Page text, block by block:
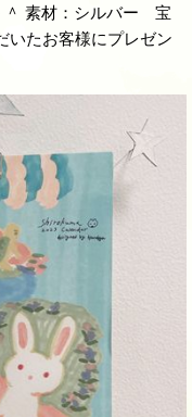
＾ 素材：シルバー 宝
たお客様にプレゼン